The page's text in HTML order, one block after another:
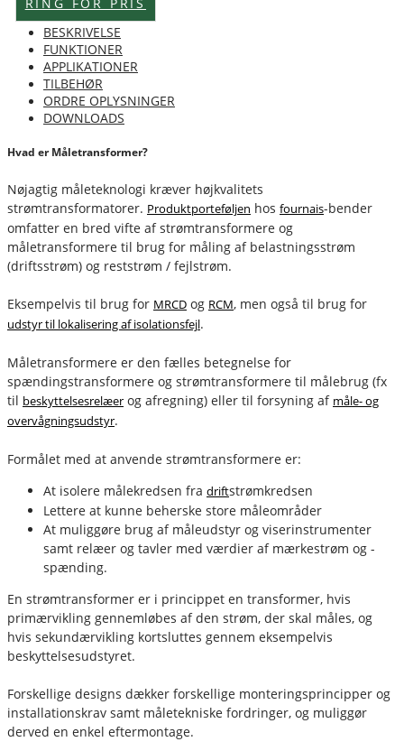
BESKRIVELSE
FUNKTIONER
APPLIKATIONER
TILBEHØR
ORDRE OPLYSNINGER
DOWNLOADS
Hvad er Måletransformer?
Nøjagtig måleteknologi kræver højkvalitets
strømtransformatorer. Produktporteføljen hos fournais-bender
omfatter en bred vifte af strømtransformere og
måletransformere til brug for måling af belastningsstrøm
(driftsstrøm) og reststrøm / fejlstrøm.
Eksempelvis til brug for MRCD og RCM, men også til brug for
udstyr til lokalisering af isolationsfejl.
Måletransformere er den fælles betegnelse for
spændingstransformere og strømtransformere til målebrug (fx
til beskyttelsesrelæer og afregning) eller til forsyning af måle- og
overvågningsudstyr.
Formålet med at anvende strømtransformere er:
At isolere målekredsen fra driftstrømkredsen
Lettere at kunne beherske store måleområder
At muliggøre brug af måleudstyr og viserinstrumenter
samt relæer og tavler med værdier af mærkestrøm og -
spænding.
En strømtransformer er i princippet en transformer, hvis
primærvikling gennemløbes af den strøm, der skal måles, og
hvis sekundærvikling kortsluttes gennem eksempelvis
beskyttelsesudstyret.
Forskellige designs dækker forskellige monteringsprincipper og
installationskrav samt måletekniske fordringer, og muliggør
derved en enkel eftermontage.